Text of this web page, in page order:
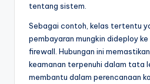
tentang sistem.
Sebagai contoh, kelas tertentu
pembayaran mungkin dideploy
firewall. Hubungan ini
keamanan terpenuhi dalam tata
membantu dalam perencanaan